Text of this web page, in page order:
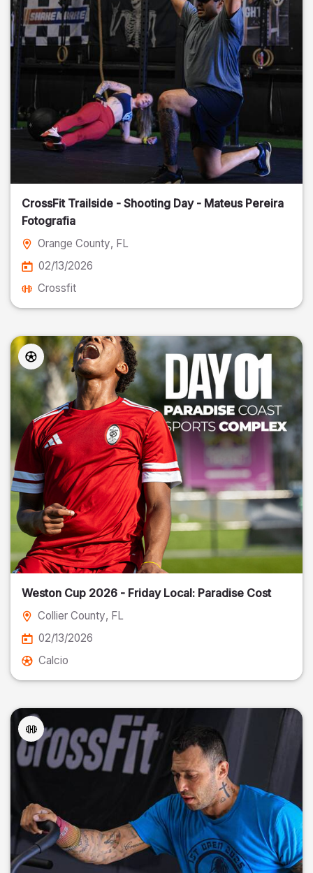
CrossFit Trailside - Shooting Day - Mateus Pereira
Fotografia
Orange County, FL
02/13/2026
Crossfit
Weston Cup 2026 - Friday Local: Paradise Cost
Collier County, FL
02/13/2026
Calcio